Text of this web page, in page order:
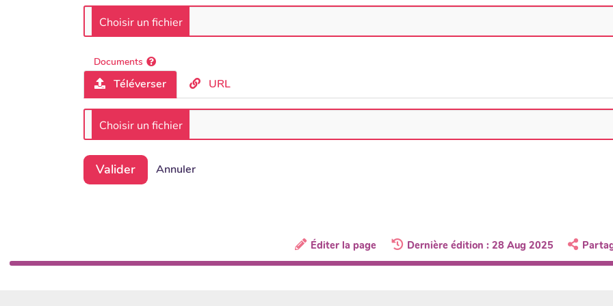
Documents
Téléverser URL
Valider Annuler
Éditer la page Dernière édition : 28 Aug 2025